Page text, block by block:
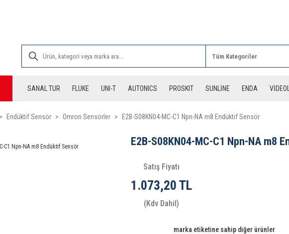
SANAL TUR FLUKE UNI-T AUTONICS PROSKIT SUNLİNE ENDA
Endüktif Sensör Omron Sensörler E2B-S08KN04-MC-C1 Npn-NA m8 Endüktif Sensör
E2B-S08KN04-MC-C1 Npn-NA m8
Satış Fiyatı
1.073,20 TL
(Kdv Dahil)
marka etiketine sahip diğer ürünler